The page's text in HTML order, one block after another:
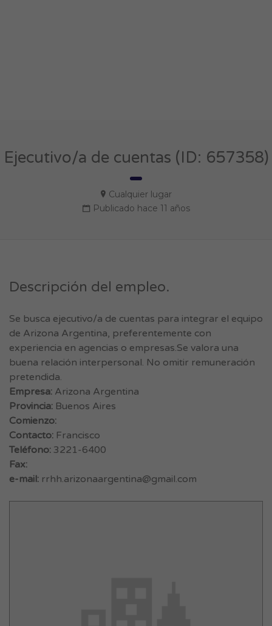
Ejecutivo/a de cuentas (ID: 657358)
Cualquier lugar
Publicado hace 11 años
Descripción del empleo.
Se busca ejecutivo/a de cuentas para integrar el equipo
de Arizona Argentina, preferentemente con
experiencia en agencias o empresas.Se valora una
buena relación interpersonal. No omitir remuneración
pretendida.
Empresa: Arizona Argentina
Provincia: Buenos Aires
Comienzo:
Contacto: Francisco
Teléfono: 3221-6400
Fax:
e-mail: rrhh.arizonaargentina@gmail.com